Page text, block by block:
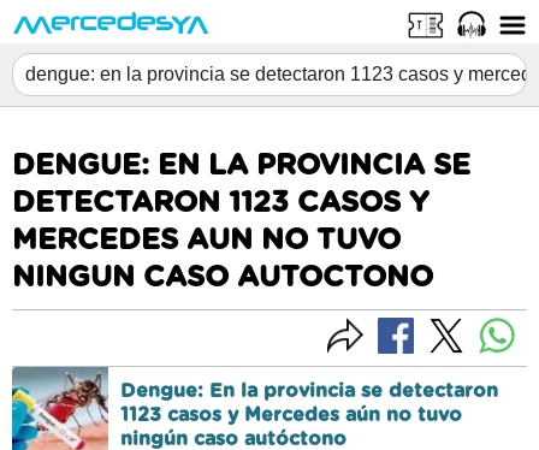
DENGUE: EN LA PROVINCIA SE
DETECTARON 1123 CASOS Y
MERCEDES AUN NO TUVO
NINGUN CASO AUTOCTONO
Dengue: En la provincia se detectaron
1123 casos y Mercedes aún no tuvo
ningún caso autóctono